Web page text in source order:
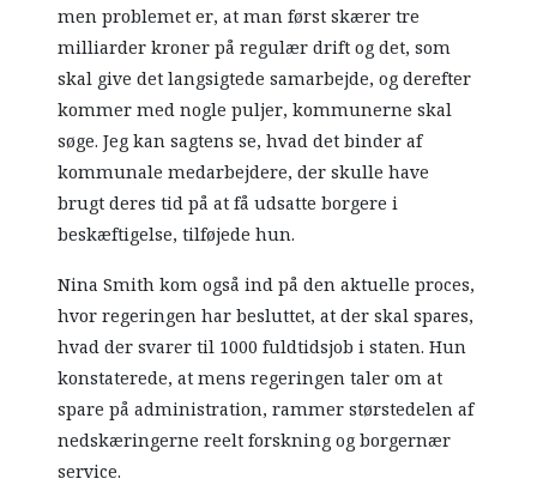
men problemet er, at man først skærer tre
milliarder kroner på regulær drift og det, som
skal give det langsigtede samarbejde, og derefter
kommer med nogle puljer, kommunerne skal
søge. Jeg kan sagtens se, hvad det binder af
kommunale medarbejdere, der skulle have
brugt deres tid på at få udsatte borgere i
beskæftigelse, tilføjede hun.
Nina Smith kom også ind på den aktuelle proces,
hvor regeringen har besluttet, at der skal spares,
hvad der svarer til 1000 fuldtidsjob i staten. Hun
konstaterede, at mens regeringen taler om at
spare på administration, rammer størstedelen af
nedskæringerne reelt forskning og borgernær
service.